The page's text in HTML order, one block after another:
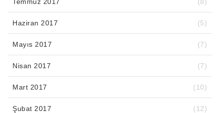
Haziran 2017 (5)
Mayıs 2017 (7)
Nisan 2017 (7)
Mart 2017 (10)
Şubat 2017 (12)